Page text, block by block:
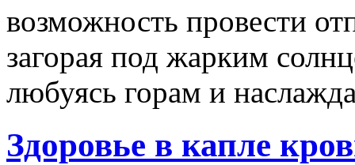
возможность провести
загорая под жарким
любуясь горам и
Здоровье в капле